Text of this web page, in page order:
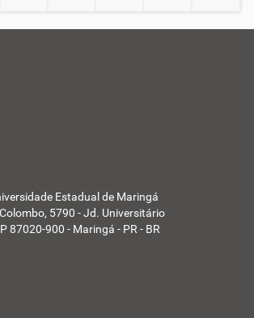
Estadual de Maringá
5790 - Jd. Universitário
87020-900 - Maringá - PR - BR